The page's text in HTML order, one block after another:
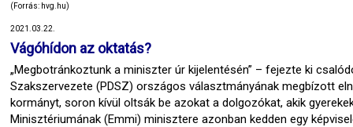
(Forrás: hvg.hu)
2021.03.22.
Vágóhídon az oktatás?
„Megbotránkoztunk a miniszter úr kijelentésén” – fejezte ki
Szakszervezete (PDSZ) országos választmányának megbízott
kormányt, soron kívül oltsák be azokat a dolgozókat, akik
Minisztériumának (Emmi) minisztere azonban kedden egy